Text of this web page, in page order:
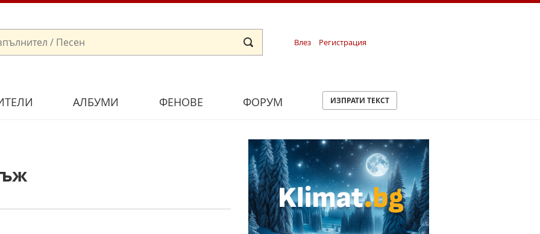
Влез Регистрация
АЛБУМИ ФЕНОВЕ ФОРУМ ИЗПРАТИ ТЕКСТ